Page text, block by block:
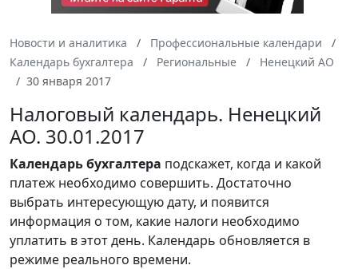
Новости и аналитика
Профессиональные календари
Календарь бухгалтера
Региональные
Ненецкий АО
30 января 2017
Налоговый календарь. Ненецкий
АО. 30.01.2017
Календарьбухгалтера подскажет, когда и какой
платеж необходимо совершить. Достаточно
выбрать интересующую дату, и появится
информация о том, какие налоги необходимо
уплатить в этот день. Календарь обновляется в
режиме реального времени.